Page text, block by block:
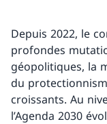
Depuis 2022, le
profondes
géopolitiques, la
du
croissants. Au
l’Agenda 2030